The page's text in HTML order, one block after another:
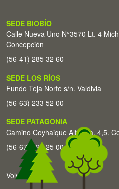
SEDE BIOBÍO
Calle Nueva Uno N°3570 Lt. 4
Concepción
(56-41) 285 32 60
SEDE LOS RÍOS
Fundo Teja Norte s/n. Valdivia
(56-63) 233 52 00
SEDE PATAGONIA
Camino Coyhaique Alto Km. 4,5.
(56-67) 226 25 00
Volver arriba